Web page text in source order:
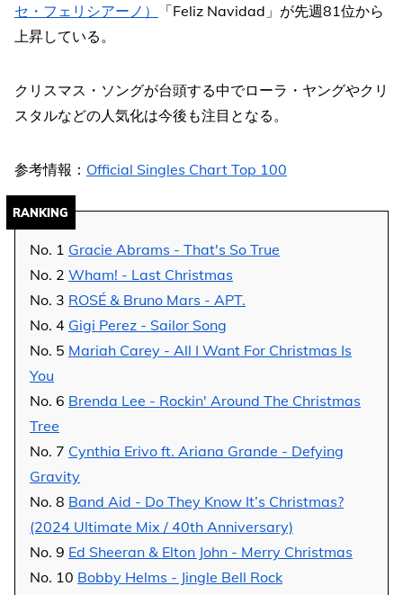
セ・フェリシアーノ）
「Feliz Navidad」が先週81位から
上昇している。
クリスマス・ソングが台頭する中でローラ・ヤングやクリ
スタルなどの人気化は今後も注目となる。
参考情報： Official Singles Chart Top 100
RANKING
No. 1 Gracie Abrams - That's So True
No. 2 Wham! - Last Christmas
No. 3 ROSÉ & Bruno Mars - APT.
No. 4 Gigi Perez - Sailor Song
No. 5 Mariah Carey - All I Want For Christmas Is
You
No. 6 Brenda Lee - Rockin' Around The Christmas
Tree
No. 7 Cynthia Erivo ft. Ariana Grande - Defying
Gravity
No. 8 Band Aid - Do They Know It’s Christmas?
(2024 Ultimate Mix / 40th Anniversary)
No. 9 Ed Sheeran & Elton John - Merry Christmas
No. 10 Bobby Helms - Jingle Bell Rock